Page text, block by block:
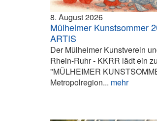
8. August 2026
Mülheimer Kunstsommer
ARTIS
Der Mülheimer Kunstverein
Rhein-Ruhr - KKRR lädt ein
"MÜLHEIMER
Metropolregion... mehr